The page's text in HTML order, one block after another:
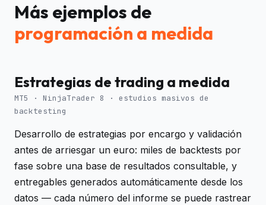
Más ejemplos de
programación a medida
Estrategias de trading a medida
MT5 · NinjaTrader 8 · estudios masivos de
backtesting
Desarrollo de estrategias por encargo y validación
antes de arriesgar un euro: miles de backtests por
fase sobre una base de resultados consultable, y
entregables generados automáticamente desde los
datos — cada número del informe se puede rastrear